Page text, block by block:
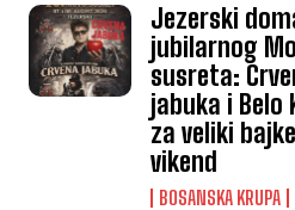
Jezerski
jubilarnog
susreta:
jabuka i Belo
za veliki
vikend
BOSANSKA KRUPA